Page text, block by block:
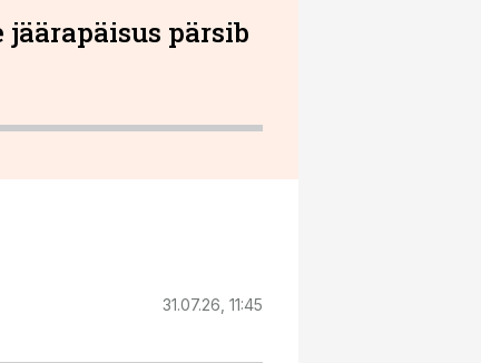
jäärapäisus pärsib
31.07.26, 11:45